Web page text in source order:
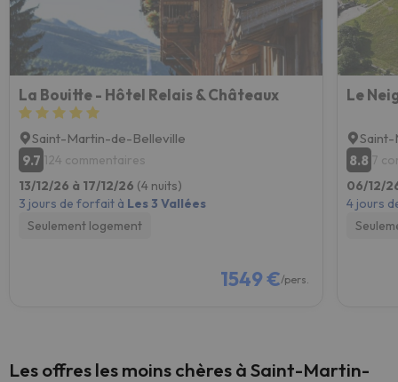
La Bouitte - Hôtel Relais & Châteaux
Saint-Martin-de-Belleville
9.7 124 commentaires
13/12/26 à 17/12/26 (4 nuits)
3 jours de forfait à Les 3 Vallées
Seulement logement
1549 €/pers.
Le
8.8 7
06/12/
4 jours
Les offres les moins chères à Saint-Martin-